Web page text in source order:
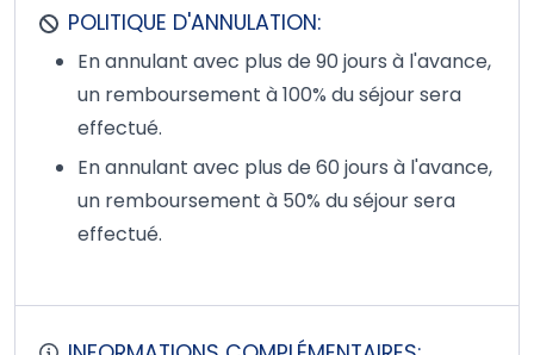
POLITIQUE D'ANNULATION:
En annulant avec plus de 90 jours à l'avance,
un remboursement à 100% du séjour sera
effectué.
En annulant avec plus de 60 jours à l'avance,
un remboursement à 50% du séjour sera
effectué.